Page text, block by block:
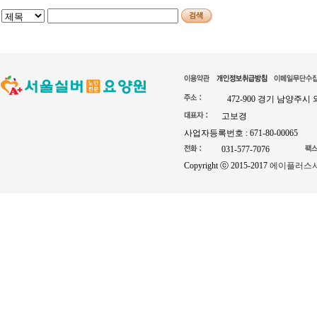
472-900 경기 남양주시
고보경
사업자등록번호 : 671-80-00065
031-577-7076
Copyright ⓒ 2015-2017 에이플러스